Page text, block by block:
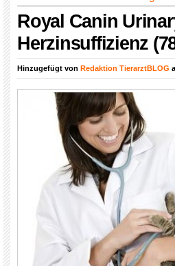
Royal Canin
Herzinsuffizienz
Hinzugefügt von Redaktion TierarztBLOG